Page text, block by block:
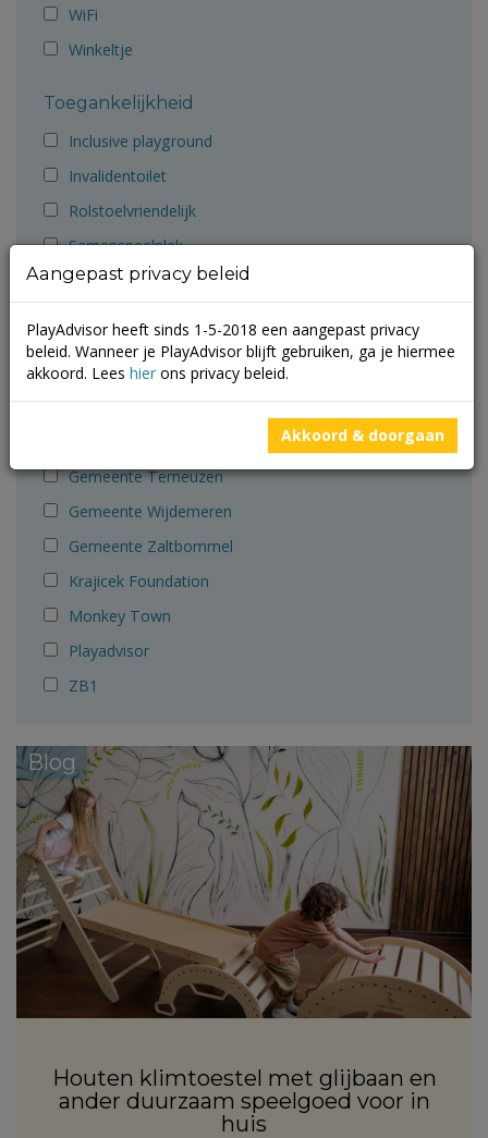
WiFi
Winkeltje
Toegankelijkheid
Inclusive playground
Invalidentoilet
Rolstoelvriendelijk
Samenspeelplek
Aanbevolen door
Ballorig
Cruyff Foundation
Gemeente Groningen
Gemeente Terneuzen
Gemeente Wijdemeren
Gemeente Zaltbommel
Krajicek Foundation
Monkey Town
Playadvisor
ZB1
Blog
Houten klimtoestel met glijbaan en
ander duurzaam speelgoed voor in
huis
Aangepast privacy beleid
PlayAdvisor heeft sinds 1-5-2018 een aangepast privacy
beleid. Wanneer je PlayAdvisor blijft gebruiken, ga je hiermee
akkoord. Lees hier ons privacy beleid.
Akkoord & doorgaan